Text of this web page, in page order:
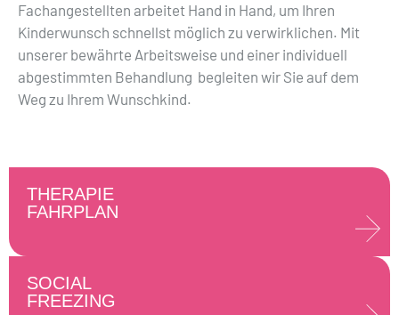
Fachangestellten arbeitet Hand in Hand, um Ihren
Kinderwunsch schnellst möglich zu verwirklichen. Mit
unserer bewährte Arbeitsweise und einer individuell
abgestimmten Behandlung begleiten wir Sie auf dem
Weg zu Ihrem Wunschkind.
THERAPIE
FAHRPLAN
SOCIAL
FREEZING